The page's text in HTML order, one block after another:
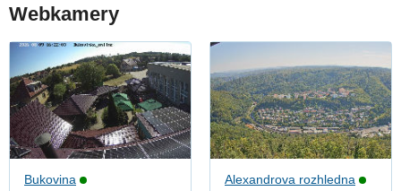
Webkamery
Bukovina
Alexandrova rozhledna